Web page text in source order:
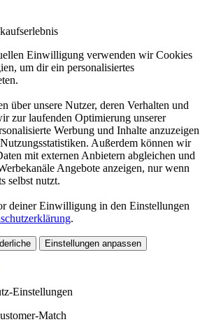
Einwilligung verwenden wir Cookies
um dir ein personalisiertes
über unsere Nutzer, deren Verhalten und
zur laufenden Optimierung unserer
Werbung und Inhalte anzuzeigen
Außerdem können wir
mit externen Anbietern abgleichen und
Angebote anzeigen, nur wenn
selbst nutzt.
deiner Einwilligung in den Einstellungen
.
Einstellungen anpassen
Einstellungen
Match